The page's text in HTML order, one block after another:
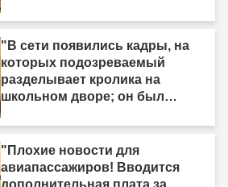
"В сети появились кадры, на
которых подозреваемый
разделывает кролика на
школьном дворе; он был
"Плохие новости для
авиапассажиров! Вводится
дополнительная плата за